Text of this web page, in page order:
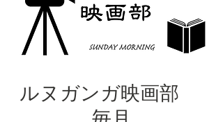
ルヌガンガ映画部